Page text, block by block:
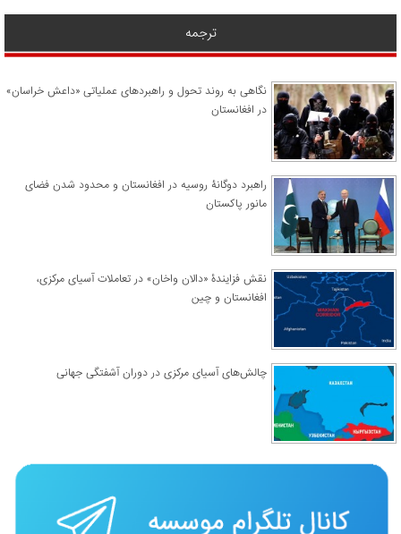
ترجمه
نگاهی به روند تحول و راهبردهای عملیاتی «داعش خراسان»
در افغانستان
راهبرد دوگانۀ روسیه در افغانستان و محدود شدن فضای
مانور پاکستان
نقش فزایندۀ «دالان واخان» در تعاملات آسیای مرکزی،
افغانستان و چین
چالش‌های آسیای مرکزی در دوران آشفتگی جهانی